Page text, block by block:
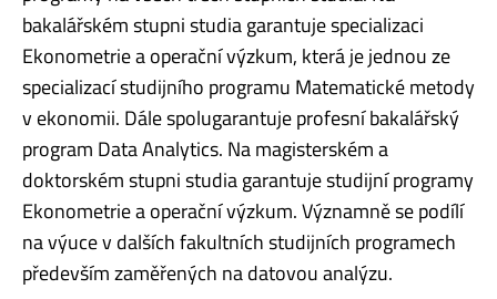
bakalářském stupni studia garantuje specializaci
Ekonometrie a operační výzkum, která je jednou ze
specializací studijního programu Matematické metody
v ekonomii. Dále spolugarantuje profesní bakalářský
program Data Analytics. Na magisterském a
doktorském stupni studia garantuje studijní programy
Ekonometrie a operační výzkum. Významně se podílí
na výuce v dalších fakultních studijních programech
především zaměřených na datovou analýzu.